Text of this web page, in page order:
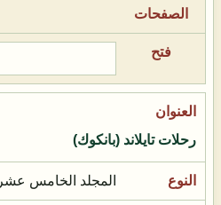
رحلات تايلاند (بانكوك)
المجلد الخامس عشر